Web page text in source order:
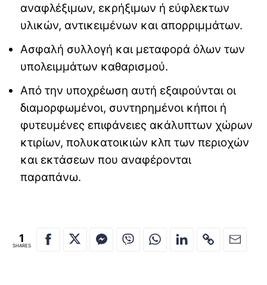
αναφλέξιμων, εκρήξιμων ή εύφλεκτων
υλικών, αντικειμένων και απορριμμάτων.
Ασφαλή συλλογή και μεταφορά όλων των
υπολειμμάτων καθαρισμού.
Από την υποχρέωση αυτή εξαιρούνται οι
διαμορφωμένοι, συντηρημένοι κήποι ή
φυτευμένες επιφάνειες ακάλυπτων χώρων
κτιρίων, πολυκατοικιών κλπ των περιοχών
και εκτάσεων που αναφέρονται
παραπάνω.
1
SHARES